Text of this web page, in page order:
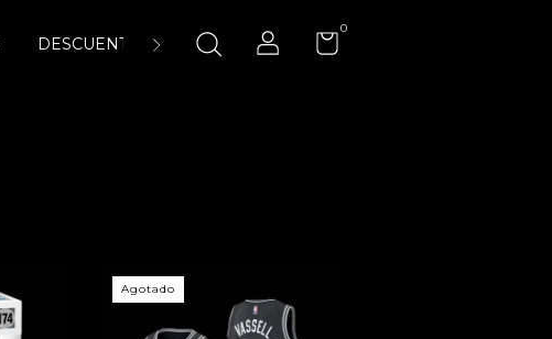
DESCUENTOS ENCUÉNTRANOS
0
Agotado